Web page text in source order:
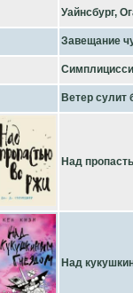
Уайнсбург,
Завещание
Ветер сулит
Над
Над